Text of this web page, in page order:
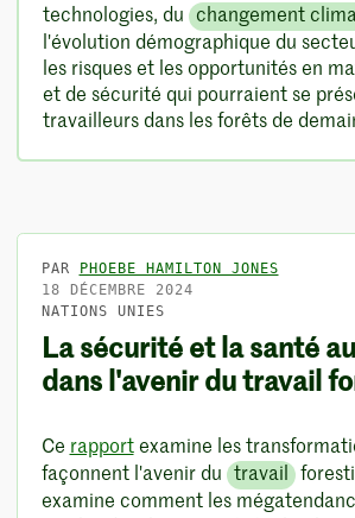
technologies, du
changement
l'évolution démographique du
les risques et les opportunités en
et de sécurité qui pourraient se
travailleurs dans les forêts de
PAR
PHOEBE HAMILTON JONES
18 DÉCEMBRE 2024
NATIONS UNIES
La sécurité et la santé
dans l'avenir du travail
Ce rapportexamine les
façonnent l'avenir du
travail
examine comment les